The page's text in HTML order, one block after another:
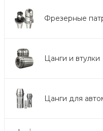
Фрезерные
Цанги и втулки
Цанги для